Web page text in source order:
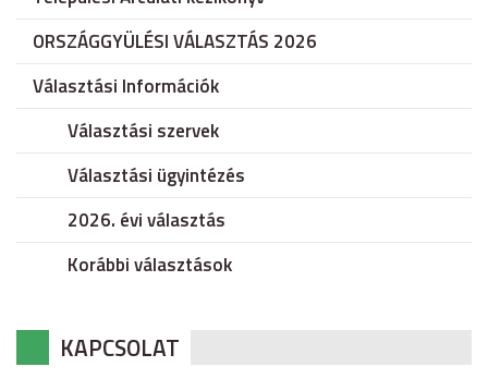
ORSZÁGGYÜLÉSI VÁLASZTÁS 2026
Választási Információk
Választási szervek
Választási ügyintézés
2026. évi választás
Korábbi választások
KAPCSOLAT